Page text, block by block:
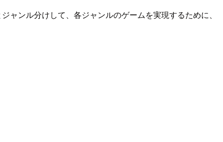
ンル分けして、各ジャンルのゲームを実現するために、